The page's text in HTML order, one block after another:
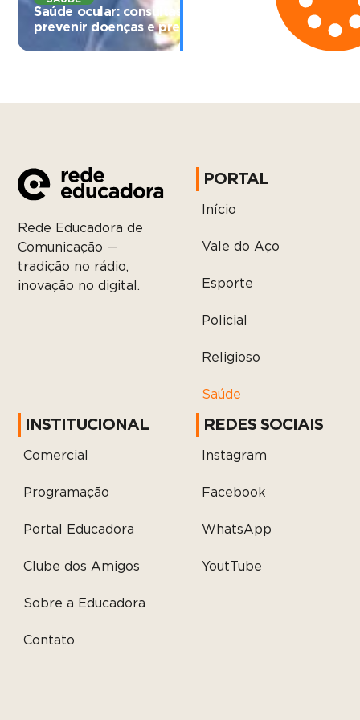
Saúde ocular: consultas regulares ajudam a
prevenir doenças e preservar a visão
Rede Educadora de
Comunicação —
tradição no rádio,
inovação no digital.
PORTAL
Início
Vale do Aço
Esporte
Policial
Religioso
Saúde
INSTITUCIONAL
Comercial
Programação
Portal Educadora
Clube dos Amigos
Sobre a Educadora
Contato
REDES SOCIAIS
Instagram
Facebook
WhatsApp
YoutTube